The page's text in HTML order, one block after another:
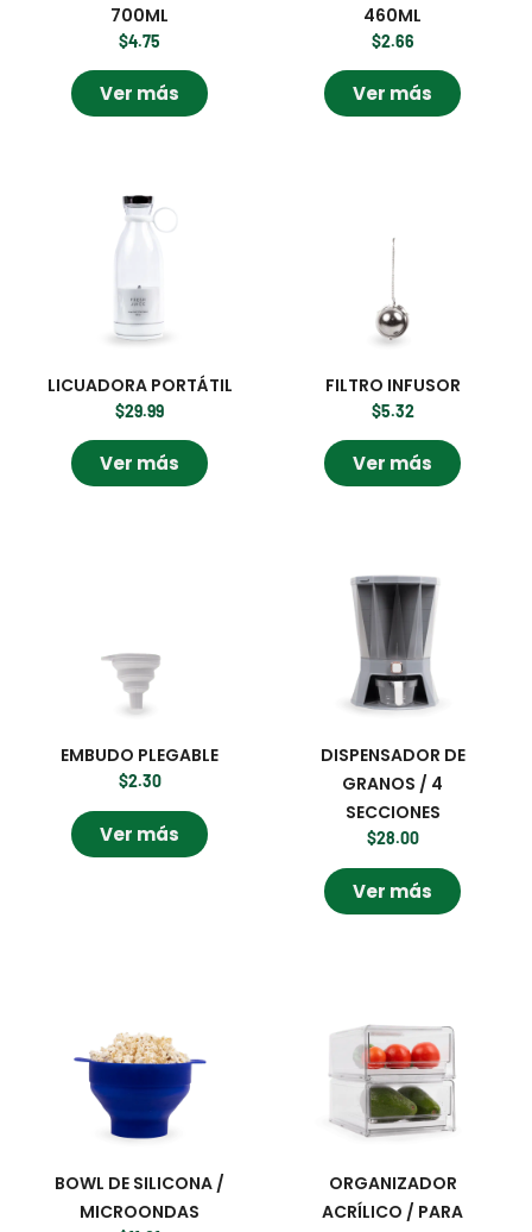
700ML
$4.75
Ver más
460ML
$2.66
Ver más
LICUADORA PORTÁTIL
$29.99
Ver más
FILTRO INFUSOR
$5.32
Ver más
EMBUDO PLEGABLE
$2.30
Ver más
DISPENSADOR DE
GRANOS / 4
SECCIONES
$28.00
Ver más
BOWL DE SILICONA /
MICROONDAS
ORGANIZADOR
ACRÍLICO / PARA